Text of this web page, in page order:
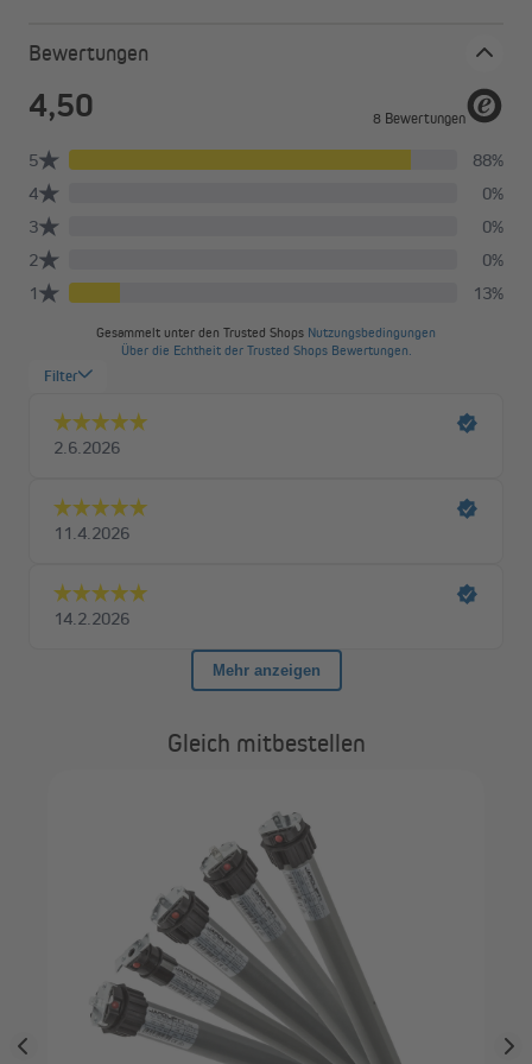
Der Homepilot classic-Serie verfügt über eine
Hinderniserkennung. Das bedeutet, dass der Motor sofort
stoppt, wenn er auf ein Hindernis, zum Beispiel einen
So werden Beschädigungen verhindert und das nötige Maß an
Sicherheit ist gewährleistet. Denn selbstverständlich
funktioniert dieser Mechanismus auch bei Personen,
beispielsweise bei spielenden Kindern.
Blockiererkennung
Neben der Hinderniserkennung sind die classic Motoren auch
mit einer Blockiererkennung ausgestattet, die den Motor
speziell im Winter schützt. Er erkennt zum Beispiel
stoppt sofort jeden Versuch, den Panzer zu bewegen. Dadurch
werden Schäden am Rollladenbehang und am Motor selbst
Bewertungen
Gleich mitbestellen